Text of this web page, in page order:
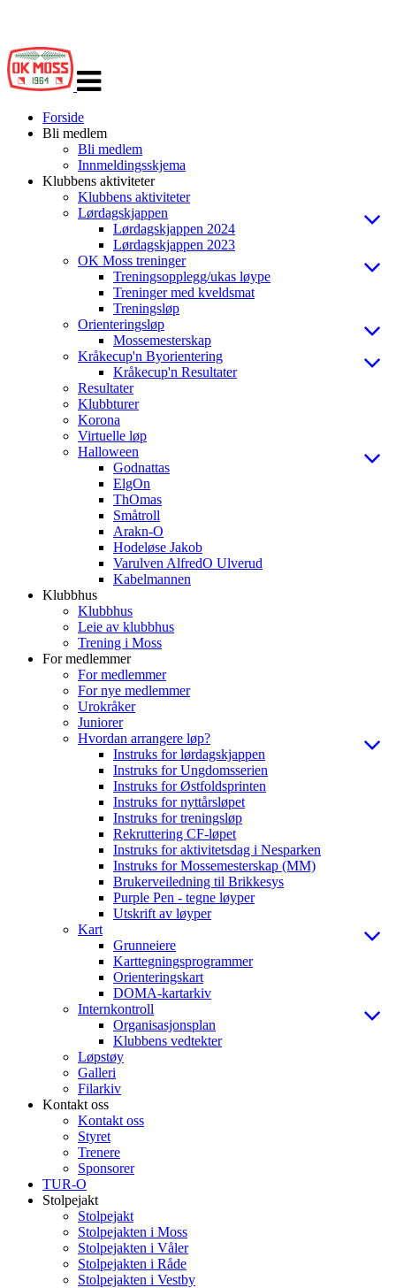
navigasjon
Forside
Bli medlem
Bli medlem
Innmeldingsskjema
Klubbens aktiviteter
Klubbens aktiviteter
Lørdagskjappen
Lørdagskjappen 2024
Lørdagskjappen 2023
OK Moss treninger
Treningsopplegg/ukas løype
Treninger med kveldsmat
Treningsløp
Orienteringsløp
Mossemesterskap
Kråkecup'n Byorientering
Kråkecup'n Resultater
Resultater
Klubbturer
Korona
Virtuelle løp
Halloween
Godnattas
ElgOn
ThOmas
Småtroll
Arakn-O
Hodeløse Jakob
Varulven AlfredO Ulverud
Kabelmannen
Klubbhus
Klubbhus
Leie av klubbhus
Trening i Moss
For medlemmer
For medlemmer
For nye medlemmer
Urokråker
Juniorer
Hvordan arrangere løp?
Instruks for lørdagskjappen
Instruks for Ungdomsserien
Instruks for Østfoldsprinten
Instruks for nyttårsløpet
Instruks for treningsløp
Rekruttering CF-løpet
Instruks for aktivitetsdag i Nesparken
Instruks for Mossemesterskap (MM)
Brukerveiledning til Brikkesys
Purple Pen - tegne løyper
Utskrift av løyper
Kart
Grunneiere
Karttegningsprogrammer
Orienteringskart
DOMA-kartarkiv
Internkontroll
Organisasjonsplan
Klubbens vedtekter
Løpstøy
Galleri
Filarkiv
Kontakt oss
Kontakt oss
Styret
Trenere
Sponsorer
TUR-O
Stolpejakt
Stolpejakt
Stolpejakten i Moss
Stolpejakten i Våler
Stolpejakten i Råde
Stolpejakten i Vestby